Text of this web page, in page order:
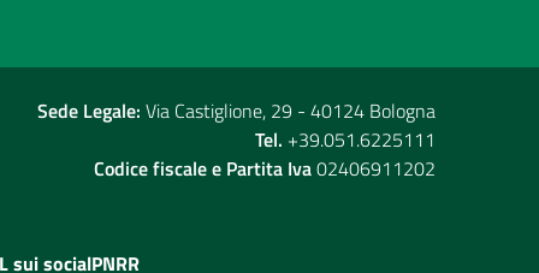
Sede Legale: Via Castiglione, 29 - 40124 Bologna
Tel. +39.051.6225111
Codice fiscale e Partita Iva02406911202
sui socialPNRR